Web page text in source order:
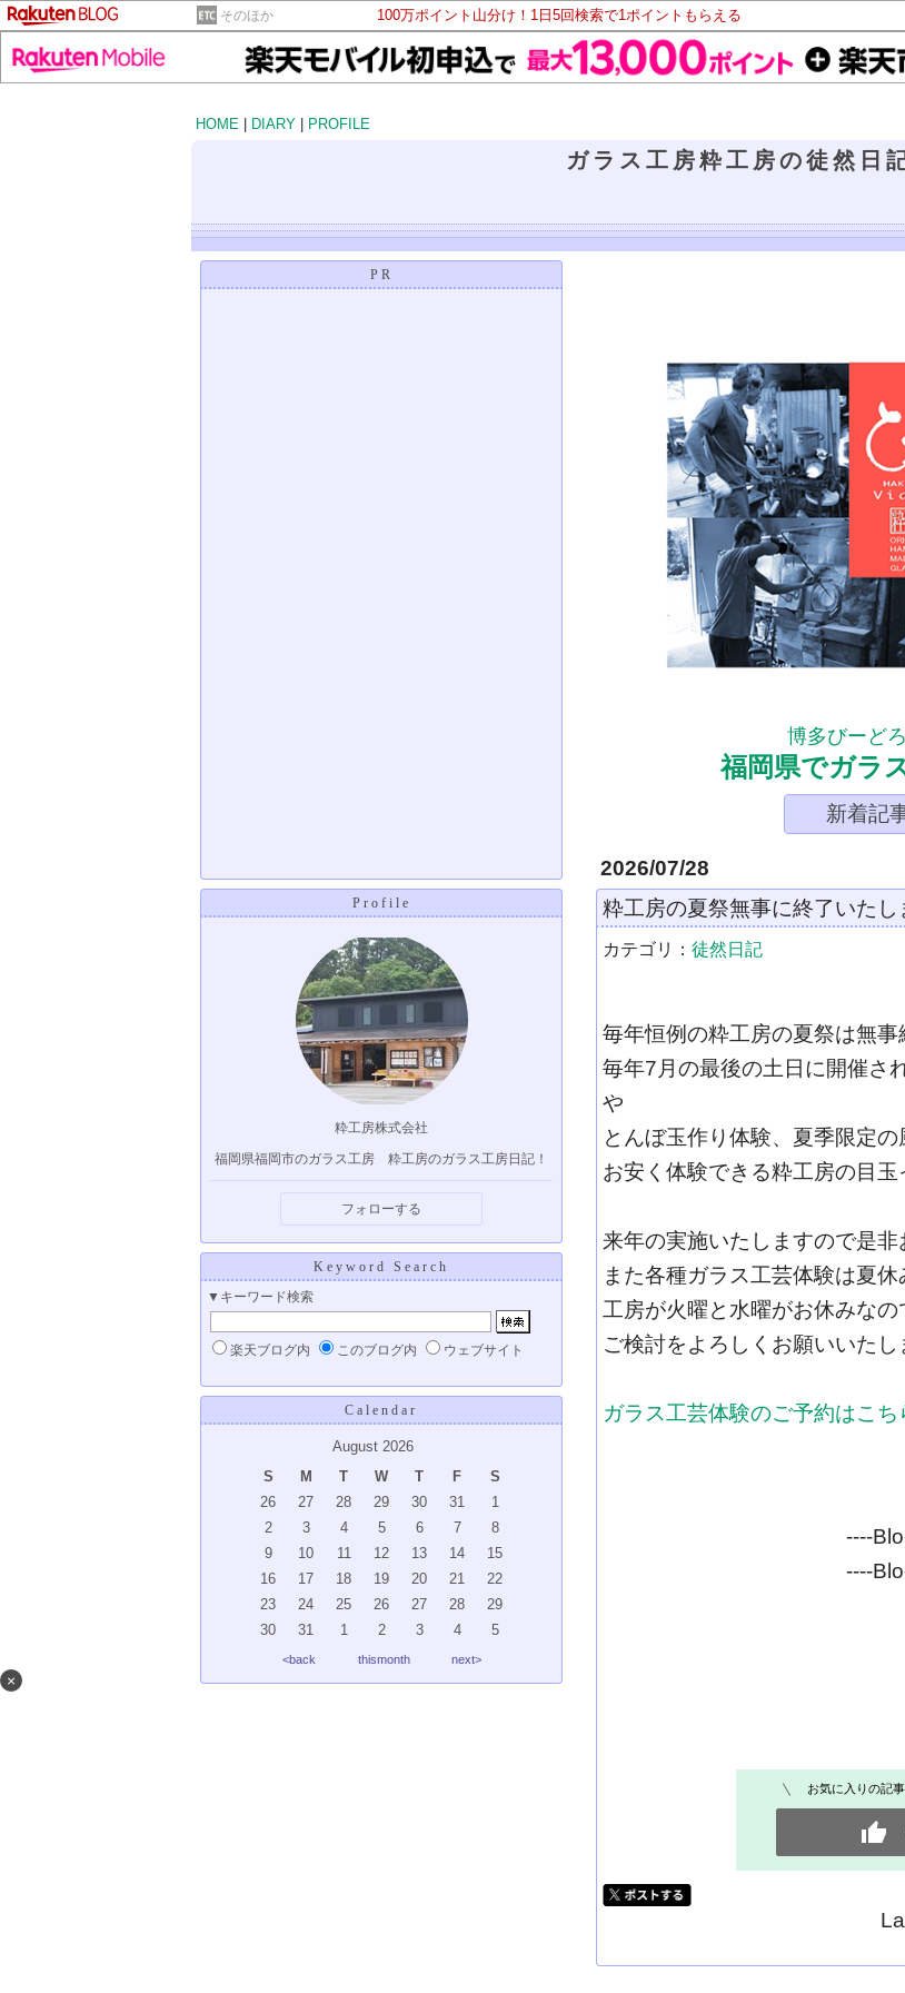
そのほか 100万ポイント山分け！1日5回検索で1ポイントもらえる
HOME
DIARY PROFILE
ガラス工房粋工房の徒然日
PR
×
Profile
粋工房株式会社
福岡県福岡市のガラス工房 粋工房のガラス工房日記！
フォローする
Keyword Search
▼キーワード検索
楽天ブログ内 このブログ内 ウェブサイト
Calendar
August 2026
S
M T W T F
S
26
27 28 29 30 31
1
2
3 4 5 6 7
8
9
10 11 12 13 14
15
16
17 18 19 20 21
22
23
24 25 26 27 28
29
30
31 1 2 3 4 5
<back thismonth next>
博多びーど
福岡県でガラ
新着記
2026/07/28
粋工房の夏祭無事に終了いたし
カテゴリ：徒然日記
毎年恒例の粋工房の夏祭は無事
毎年7月の最後の土日に開催さ
や
とんぼ玉作り体験、夏季限定
お安く体験できる粋工房の目玉
来年の実施いたしますので是非
また各種ガラス工芸体験は夏
工房が火曜と水曜がお休みな
ご検討をよろしくお願いいたし
ガラス工芸体験のご予約はこち
----
----
お気に入りの記